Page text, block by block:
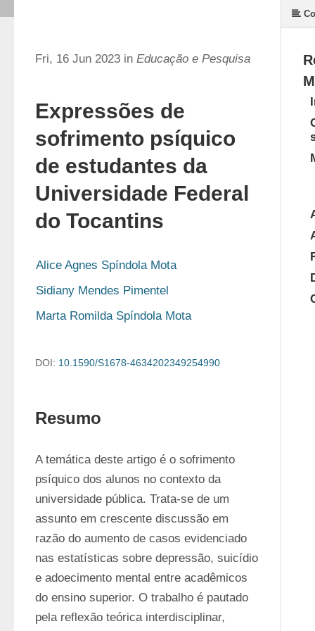
Fri, 16 Jun 2023 in Educação e Pesquisa
Expressões de
sofrimento psíquico
de estudantes da
Universidade Federal
do Tocantins
Alice Agnes Spíndola Mota
Sidiany Mendes Pimentel
Marta Romilda Spíndola Mota
DOI: 10.1590/S1678-4634202349254990
Resumo
A temática deste artigo é o sofrimento
psíquico dos alunos no contexto da
universidade pública. Trata-se de um
assunto em crescente discussão em
razão do aumento de casos evidenciado
nas estatísticas sobre depressão, suicídio
e adoecimento mental entre acadêmicos
do ensino superior. O trabalho é pautado
pela reflexão teórica interdisciplinar,